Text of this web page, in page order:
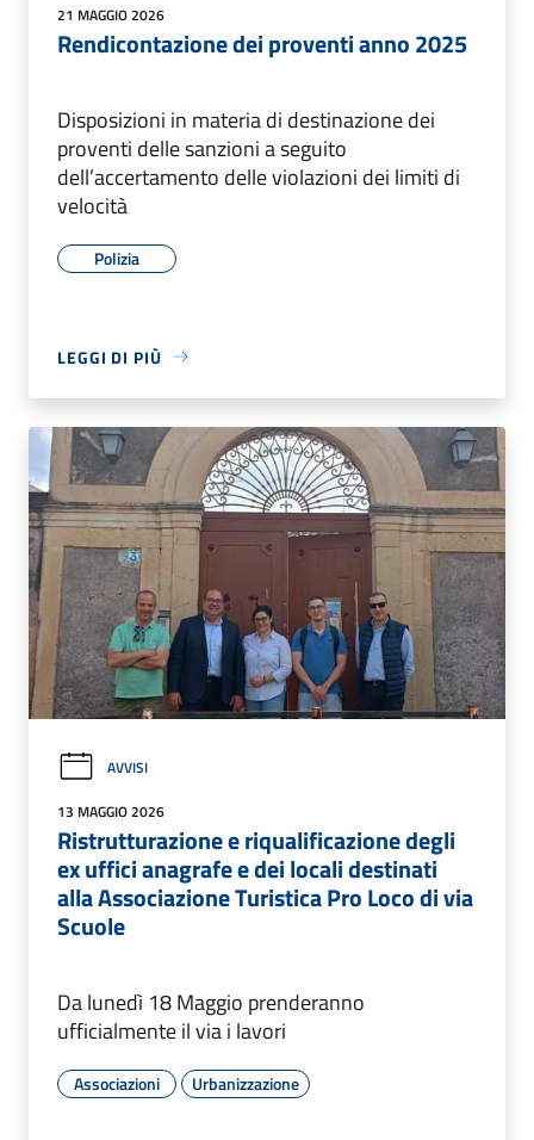
21 MAGGIO 2026
Rendicontazione dei proventi anno 2025
Disposizioni in materia di destinazione dei
proventi delle sanzioni a seguito
dell’accertamento delle violazioni dei limiti di
velocità
Polizia
LEGGI DI PIÙ
AVVISI
13 MAGGIO 2026
Ristrutturazione e riqualificazione degli
ex uffici anagrafe e dei locali destinati
alla Associazione Turistica Pro Loco di via
Scuole
Da lunedì 18 Maggio prenderanno
ufficialmente il via i lavori
Associazioni Urbanizzazione